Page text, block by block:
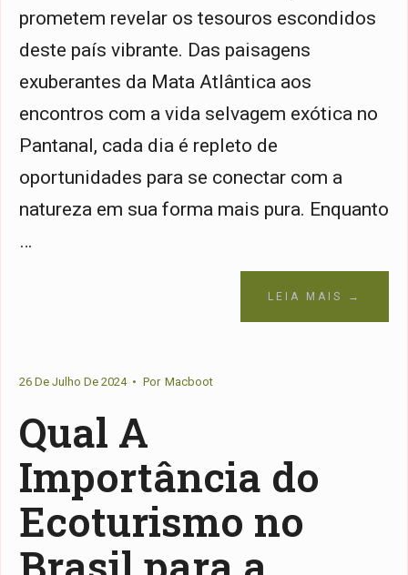
prometem revelar os tesouros escondidos
deste país vibrante. Das paisagens
exuberantes da Mata Atlântica aos
encontros com a vida selvagem exótica no
Pantanal, cada dia é repleto de
oportunidades para se conectar com a
natureza em sua forma mais pura. Enquanto
…
LEIA MAIS →
26 De Julho De 2024 • Por Macboot
Qual A
Importância do
Ecoturismo no